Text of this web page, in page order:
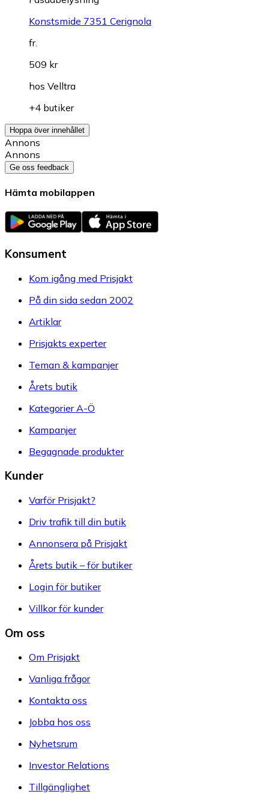
Konstsmide 7351 Cerignola
fr.
509 kr
hos Velltra
+4 butiker
Hoppa över innehållet
Annons
Annons
Ge oss feedback
Hämta mobilappen
Konsument
Kom igång med Prisjakt
På din sida sedan 2002
Artiklar
Prisjakts experter
Teman & kampanjer
Årets butik
Kategorier A-Ö
Kampanjer
Begagnade produkter
Kunder
Varför Prisjakt?
Driv trafik till din butik
Annonsera på Prisjakt
Årets butik – för butiker
Login för butiker
Villkor för kunder
Om oss
Om Prisjakt
Vanliga frågor
Kontakta oss
Jobba hos oss
Nyhetsrum
Investor Relations
Tillgänglighet